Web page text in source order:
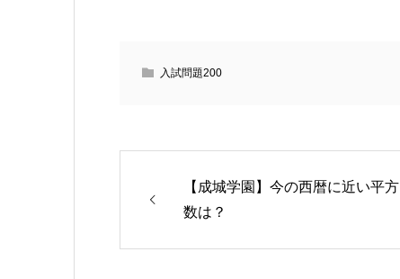
入試問題200
【成城学園】今の西暦に近い平方
数は？